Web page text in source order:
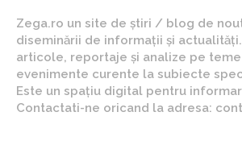
Zega.ro un site de știri / blog de
diseminării de informații și
articole, reportaje și analize pe
evenimente curente la subiecte
Este un spațiu digital pentru
Contactati-ne oricand la adresa: